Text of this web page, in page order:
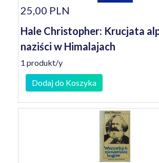
25,00 PLN
Hale Christopher: Krucjata
naziści w Himalajach
1 produkt/y
Dodaj do Koszyka